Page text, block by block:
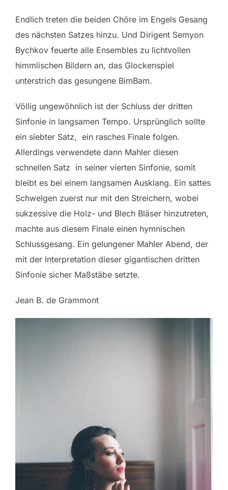
Endlich treten die beiden Chöre im Engels Gesang
des nächsten Satzes hinzu. Und Dirigent Semyon
Bychkov feuerte alle Ensembles zu lichtvollen
himmlischen Bildern an, das Glockenspiel
unterstrich das gesungene BimBam.
Völlig ungewöhnlich ist der Schluss der dritten
Sinfonie in langsamen Tempo. Ursprünglich sollte
ein siebter Satz, ein rasches Finale folgen.
Allerdings verwendete dann Mahler diesen
schnellen Satz in seiner vierten Sinfonie, somit
bleibt es bei einem langsamen Ausklang. Ein sattes
Schwelgen zuerst nur mit den Streichern, wobei
sukzessive die Holz- und Blech Bläser hinzutreten,
machte aus diesem Finale einen hymnischen
Schlussgesang. Ein gelungener Mahler Abend, der
mit der Interpretation dieser gigantischen dritten
Sinfonie sicher Maßstäbe setzte.
Jean B. de Grammont